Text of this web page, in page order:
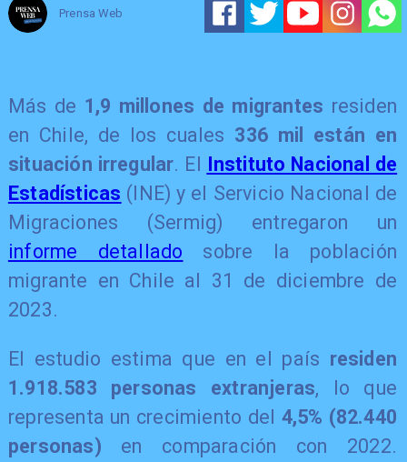
Prensa Web
Más de 1,9 millones de migrantes residen
en Chile, de los cuales 336 mil están en
situación irregular. El Instituto Nacional de
Estadísticas (INE) y el Servicio Nacional de
Migraciones (Sermig) entregaron un
informe detallado sobre la población
migrante en Chile al 31 de diciembre de
2023.
El estudio estima que en el país residen
1.918.583 personas extranjeras, lo que
representa un crecimiento del 4,5% (82.440
personas) en comparación con 2022.